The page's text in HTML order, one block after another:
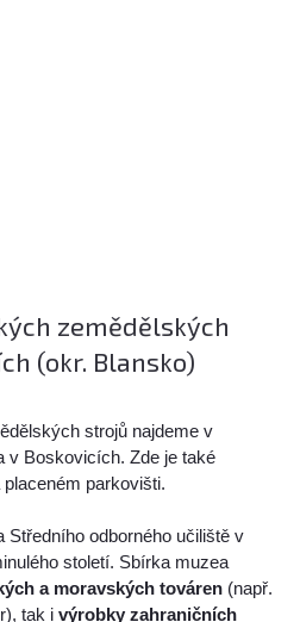
zemědělských
(okr. Blansko)
strojů najdeme v
v Boskovicích. Zde je také
parkovišti.
Středního odborného učiliště v
století. Sbírka muzea
a moravských továren (např.
tak ivýrobky zahraničních